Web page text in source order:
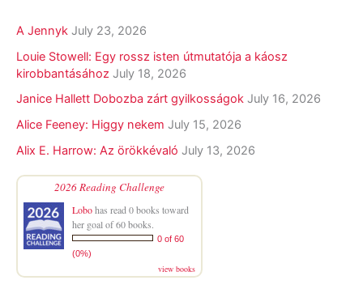
A Jennyk July 23, 2026
Louie Stowell: Egy ​rossz isten útmutatója a káosz
kirobbantásához July 18, 2026
Janice Hallett Dobozba zárt gyilkosságok July 16, 2026
Alice Feeney: Higgy nekem July 15, 2026
Alix E. Harrow: Az örökkévaló July 13, 2026
2026 Reading Challenge
Lobohas read 0 books toward
her goal of 60 books.
0 of 60
(0%)
view books